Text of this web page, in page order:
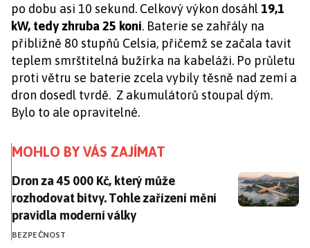
po dobu asi 10 sekund. Celkový výkon dosáhl 19,1
kW, tedy zhruba 25 koní. Baterie se zahřály na
přibližně 80 stupňů Celsia, přičemž se začala tavit
teplem smrštitelná bužírka na kabeláži. Po průletu
proti větru se baterie zcela vybily těsně nad zemí a
dron dosedl tvrdě. Z akumulátorů stoupal dým.
Bylo to ale opravitelné.
MOHLO BY VÁS ZAJÍMAT
Dron za 45 000 Kč, který může rozhodovat bitvy.
Dron za 45 000 Kč, který může
rozhodovat bitvy. Tohle zařízení mění
pravidla moderní války
BEZPEČNOST